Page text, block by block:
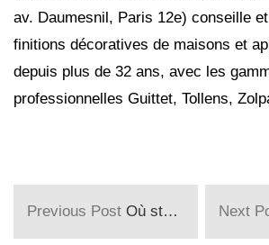
av. Daumesnil, Paris 12e) conseille
finitions décoratives de maisons et
depuis plus de 32 ans, avec les
professionnelles Guittet, Tollens,
Previous Post Où stocker et protéger ses biens pendant des travaux chez soi ? Next